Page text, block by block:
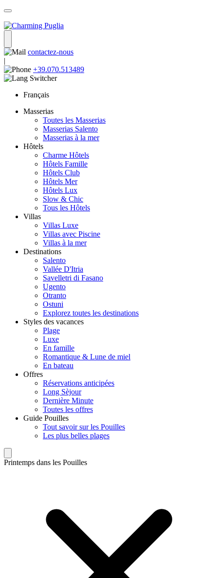
contactez-nous
|
+39.070.513489
Français
Masserias
Toutes les Masserias
Masserias Salento
Masserias à la mer
Hôtels
Charme Hôtels
Hôtels Famille
Hôtels Club
Hôtels Mer
Hôtels Lux
Slow & Chic
Tous les Hôtels
Villas
Villas Luxe
Villas avec Piscine
Villas à la mer
Destinations
Salento
Vallée D'Itria
Savelletri di Fasano
Ugento
Otranto
Ostuni
Explorez toutes les destinations
Styles des vacances
Plage
Luxe
En famille
Romantique & Lune de miel
En bateau
Offres
Réservations anticipées
Long Sèjour
Dernière Minute
Toutes les offres
Guide Pouilles
Tout savoir sur les Pouilles
Les plus belles plages
Printemps dans les Pouilles